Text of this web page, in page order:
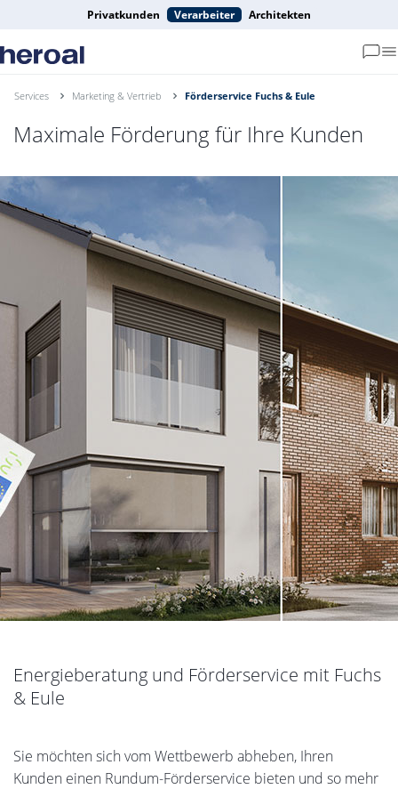
Privatkunden Verarbeiter Architekten
Services Marketing & Vertrieb Förderservice Fuchs & Eule
Maximale Förderung für Ihre Kunden
Energieberatung und Förderservice mit Fuchs
& Eule
Sie möchten sich vom Wettbewerb abheben, Ihren
Kunden einen Rundum-Förderservice bieten und so mehr